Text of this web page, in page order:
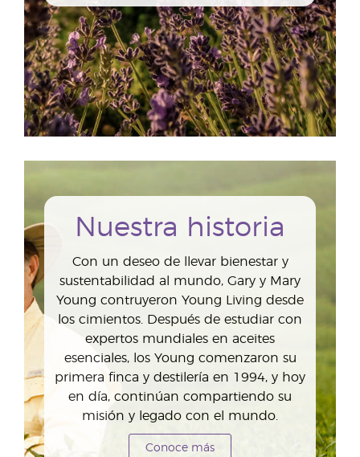
Nuestra historia
Con un deseo de llevar bienestar y
sustentabilidad al mundo, Gary y Mary
Young contruyeron Young Living desde
los cimientos. Después de estudiar con
expertos mundiales en aceites
esenciales, los Young comenzaron su
primera finca y destilería en 1994, y hoy
en día, continúan compartiendo su
misión y legado con el mundo.
Conoce más